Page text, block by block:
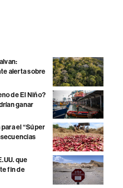
alerta sobre
de El Niño?
ganar
el “Súper
que
fin de